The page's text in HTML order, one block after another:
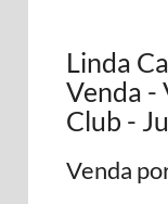
Linda
Venda -
Club -
Venda